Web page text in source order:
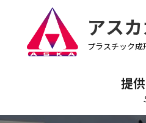
アス
プラスチック
提